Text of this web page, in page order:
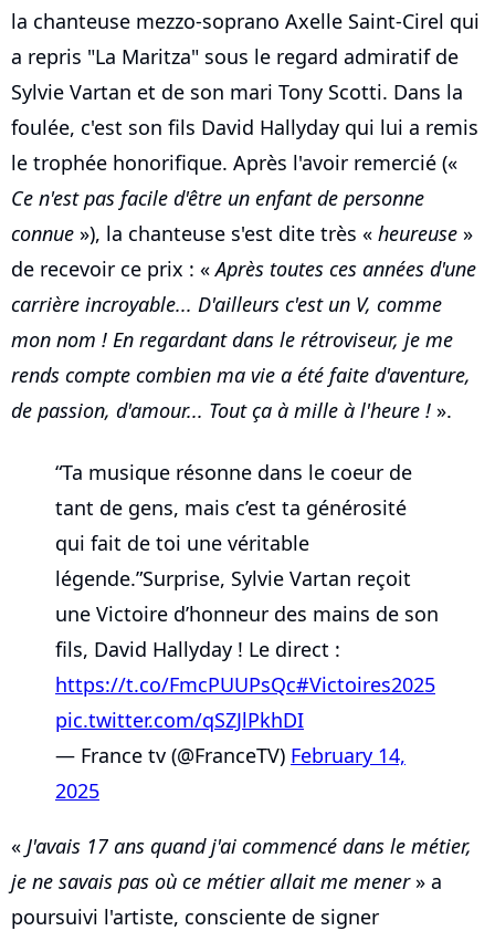
la chanteuse mezzo-soprano Axelle Saint-Cirel qui
a repris "La Maritza" sous le regard admiratif de
Sylvie Vartan et de son mari Tony Scotti. Dans la
foulée, c'est son fils David Hallyday qui lui a remis
le trophée honorifique. Après l'avoir remercié («
Ce n'est pas facile d'être un enfant de personne
connue »), la chanteuse s'est dite très « heureuse »
de recevoir ce prix : «Après toutes ces années d'une
carrière incroyable... D'ailleurs c'est un V, comme
mon nom ! En regardant dans le rétroviseur, je me
rends compte combien ma vie a été faite d'aventure,
de passion, d'amour... Tout ça à mille à l'heure ! ».
“Ta musique résonne dans le coeur de
tant de gens, mais c’est ta générosité
qui fait de toi une véritable
légende.”Surprise, Sylvie Vartan reçoit
une Victoire d’honneur des mains de son
fils, David Hallyday ! Le direct :
https://t.co/FmcPUUPsQc#Victoires2025
pic.twitter.com/qSZJlPkhDI
— France tv (@FranceTV) February 14,
2025
« J'avais 17 ans quand j'ai commencé dans le métier,
je ne savais pas où ce métier allait me mener» a
poursuivi l'artiste, consciente de signer